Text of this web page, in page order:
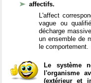
affectifs.
L'affect
vague ou
décharge
un ensemble de
le comportement.
Le système
l'organisme
(extérieur et